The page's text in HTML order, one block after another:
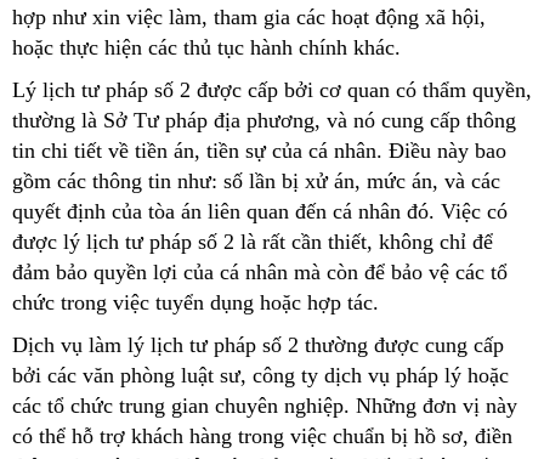
hợp như xin việc làm, tham gia các hoạt động xã hội,
hoặc thực hiện các thủ tục hành chính khác.
Lý lịch tư pháp số 2 được cấp bởi cơ quan có thẩm quyền,
thường là Sở Tư pháp địa phương, và nó cung cấp thông
tin chi tiết về tiền án, tiền sự của cá nhân. Điều này bao
gồm các thông tin như: số lần bị xử án, mức án, và các
quyết định của tòa án liên quan đến cá nhân đó. Việc có
được lý lịch tư pháp số 2 là rất cần thiết, không chỉ để
đảm bảo quyền lợi của cá nhân mà còn để bảo vệ các tổ
chức trong việc tuyển dụng hoặc hợp tác.
Dịch vụ làm lý lịch tư pháp số 2 thường được cung cấp
bởi các văn phòng luật sư, công ty dịch vụ pháp lý hoặc
các tổ chức trung gian chuyên nghiệp. Những đơn vị này
có thể hỗ trợ khách hàng trong việc chuẩn bị hồ sơ, điền